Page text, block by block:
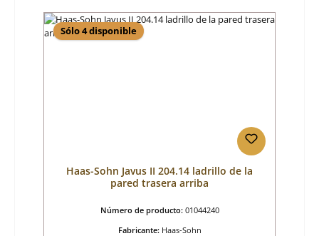
Sólo 4 disponible
Haas-Sohn Javus II 204.14 ladrillo de la
pared trasera arriba
Número de producto: 01044240
Fabricante: Haas-Sohn